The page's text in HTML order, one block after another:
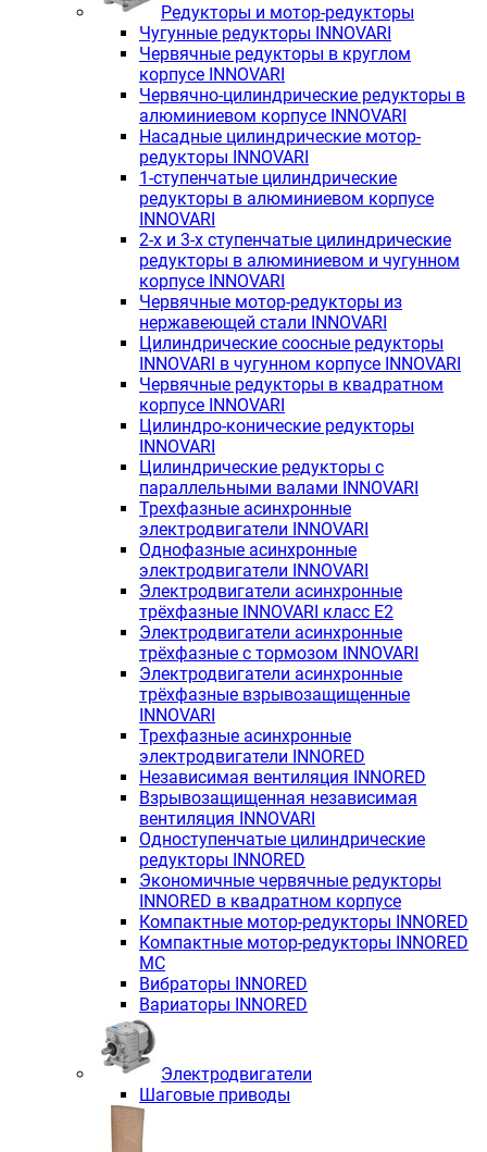
Редукторы и мотор-редукторы
Чугунные редукторы INNOVARI
Червячные редукторы в круглом
корпусе INNOVARI
Червячно-цилиндрические редукторы в
алюминиевом корпусе INNOVARI
Насадные цилиндрические мотор-
редукторы INNOVARI
1-ступенчатые цилиндрические
редукторы в алюминиевом корпусе
INNOVARI
2-х и 3-х ступенчатые цилиндрические
редукторы в алюминиевом и чугунном
корпусе INNOVARI
Червячные мотор-редукторы из
нержавеющей стали INNOVARI
Цилиндрические соосные редукторы
INNOVARI в чугунном корпусе INNOVARI
Червячные редукторы в квадратном
корпусе INNOVARI
Цилиндро-конические редукторы
INNOVARI
Цилиндрические редукторы с
параллельными валами INNOVARI
Трехфазные асинхронные
электродвигатели INNOVARI
Однофазные асинхронные
электродвигатели INNOVARI
Электродвигатели асинхронные
трёхфазные INNOVARI класс E2
Электродвигатели асинхронные
трёхфазные с тормозом INNOVARI
Электродвигатели асинхронные
трёхфазные взрывозащищенные
INNOVARI
Трехфазные асинхронные
электродвигатели INNORED
Независимая вентиляция INNORED
Взрывозащищенная независимая
вентиляция INNOVARI
Одноступенчатые цилиндрические
редукторы INNORED
Экономичные червячные редукторы
INNORED в квадратном корпусе
Компактные мотор-редукторы INNORED
Компактные мотор-редукторы INNORED
MC
Вибраторы INNORED
Вариаторы INNORED
Электродвигатели
Шаговые приводы